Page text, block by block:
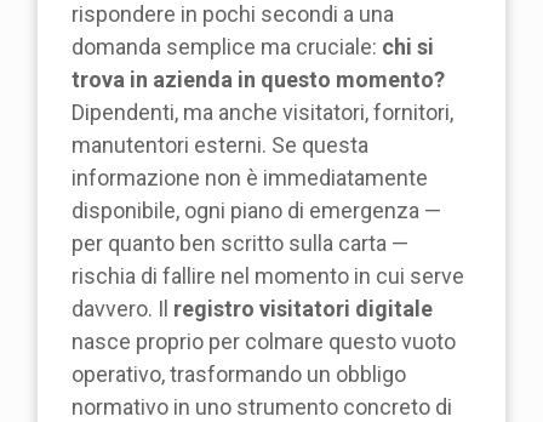
rispondere in pochi secondi a una
domanda semplice ma cruciale: chi si
trova in azienda in questo momento?
Dipendenti, ma anche visitatori, fornitori,
manutentori esterni. Se questa
informazione non è immediatamente
disponibile, ogni piano di emergenza —
per quanto ben scritto sulla carta —
rischia di fallire nel momento in cui serve
davvero. Il registro visitatori digitale
nasce proprio per colmare questo vuoto
operativo, trasformando un obbligo
normativo in uno strumento concreto di